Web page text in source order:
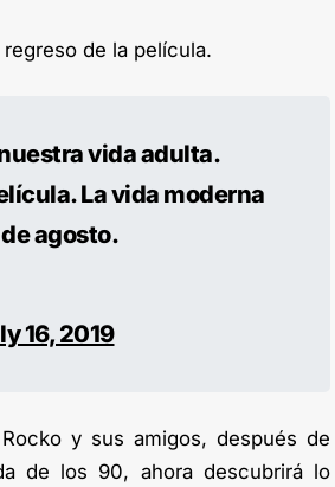
de la película.
vida adulta.
La vida moderna
agosto.
16, 2019
Rocko y sus amigos, después de
de los 90, ahora descubrirá lo